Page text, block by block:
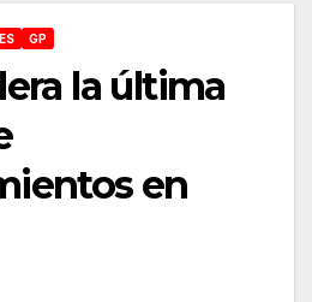
GP
la última
en